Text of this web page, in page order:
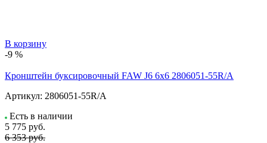
В корзину
-9 %
Кронштейн буксировочный FAW J6 6x6 2806051-55R/A
Артикул: 2806051-55R/A
Есть в наличии
5 775 руб.
6 353 руб.